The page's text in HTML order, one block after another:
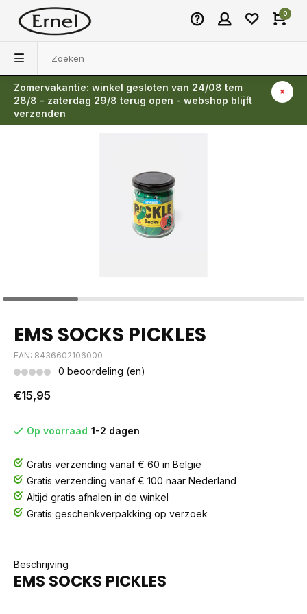
0
Zomervakantie: winkel gesloten van 24/08 tem
28/8 - zaterdag 29/8 terug open - webshop blijft
verzenden
Terug
EMS SOCKS PICKLES
EAN: 8436602106000
0 beoordeling (en)
€15,95
Op voorraad 1-2 dagen
Gratis verzending vanaf € 60 in België
Gratis verzending vanaf € 100 naar Nederland
Altijd gratis afhalen in de winkel
Gratis geschenkverpakking op verzoek
Beschrijving
EMS SOCKS PICKLES